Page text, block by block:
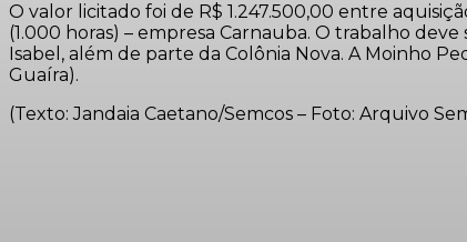
O valor licitado foi de R$ 1.247.500,00 entre
(1.000 horas) – empresa Carnauba. O trabalho
Isabel, além de parte da Colônia Nova. A Moinho
Guaíra).
(Texto: Jandaia Caetano/Semcos – Foto: Arquivo